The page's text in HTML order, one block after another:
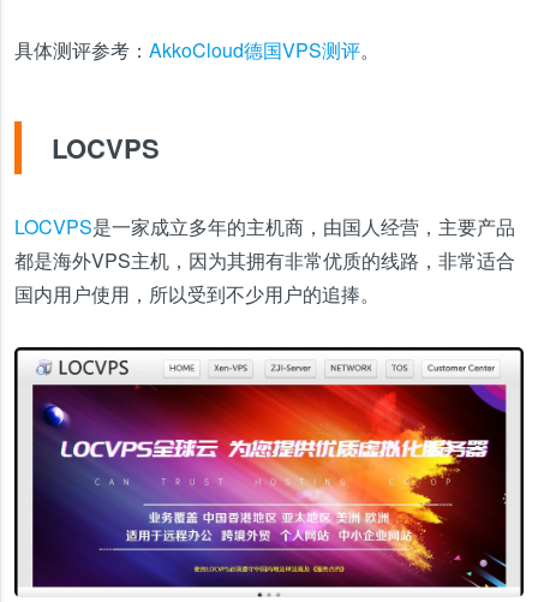
具体测评参考： AkkoCloud德国VPS测评。
LOCVPS
LOCVPS是一家成立多年的主机商，由国人经营，主要产品
都是海外VPS主机，因为其拥有非常优质的线路，非常适合
国内用户使用，所以受到不少用户的追捧。